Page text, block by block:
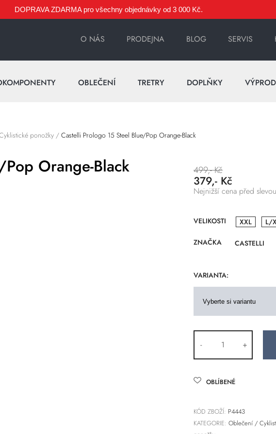
DOPRAVA ZDARMA pro všechny objednávky od 3 000 Kč.
O NÁS PRODEJNA BLOG SERVIS
OBLEČENÍ TRETRY DOPLŇKY
ponožky/ Castelli Prologo 15 Steel Blue/Pop Orange-Black
Orange-Black 499,- Kč
379,- Kč
Nejnižší cena před
VELIKOSTI XXL L/
ZNAČKA CASTELLI
VARIANTA:
- +
OBLÍBENÉ
KÓD ZBOŽÍ: P4443
KATEGORIE: Oblečení/